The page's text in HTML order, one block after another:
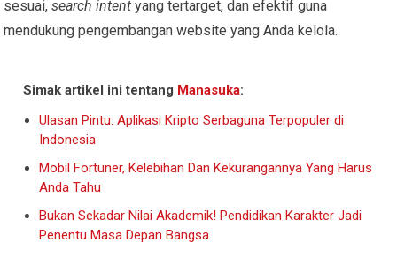
sesuai,search intent yang tertarget, dan efektif guna
mendukung pengembangan website yang Anda kelola.
Simak artikel ini tentang Manasuka:
Ulasan Pintu: Aplikasi Kripto Serbaguna Terpopuler di
Indonesia
Mobil Fortuner, Kelebihan Dan Kekurangannya Yang Harus
Anda Tahu
Bukan Sekadar Nilai Akademik! Pendidikan Karakter Jadi
Penentu Masa Depan Bangsa